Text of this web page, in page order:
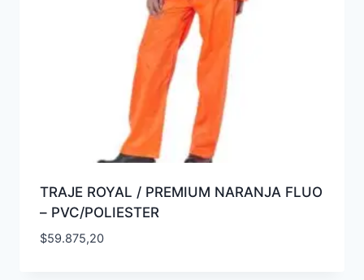
TRAJE ROYAL / PREMIUM NARANJA FLUO
– PVC/POLIESTER
$59.875,20